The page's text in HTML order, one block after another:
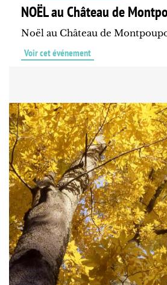
NOËL au Château de
Noël au Château de
Voir cet événement